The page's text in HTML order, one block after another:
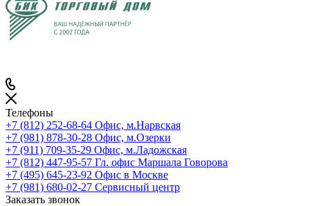
Телефоны
+7 (812) 252-68-64 Офис, м.Нарвская
+7 (981) 878-30-28 Офис, м.Озерки
+7 (911) 709-35-29 Офис, м.Ладожская
+7 (812) 447-95-57 Гл. офис Маршала Говорова
+7 (495) 645-23-92 Офис в Москве
+7 (981) 680-02-27 Сервисный центр
Заказать звонок